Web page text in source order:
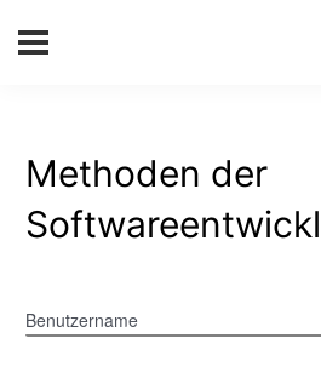
Methoden der
Benutzername